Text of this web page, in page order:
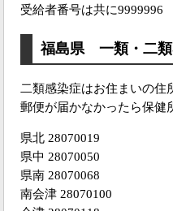
受給者番号は共に9999996
福島県 一類・二類
二類感染症はお住まいの住
郵便が届かなかったら保健
県北 28070019
県中 28070050
県南 28070068
南会津 28070100